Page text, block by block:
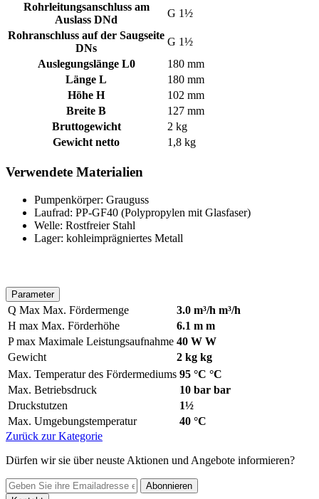
Rohrleitungsanschluss am
Auslass DNd
G 1½
Rohranschluss auf der Saugseite
DNs
G 1½
Auslegungslänge L0
180 mm
Länge L
180 mm
Höhe H
102 mm
Breite B
127 mm
Bruttogewicht
2 kg
Gewicht netto
1,8 kg
Verwendete Materialien
Pumpenkörper: Grauguss
Laufrad: PP-GF40 (Polypropylen mit Glasfaser)
Welle: Rostfreier Stahl
Lager: kohleimprägniertes Metall
Parameter
Q Max Max. Fördermenge
3.0 m³/h m³/h
H max Max. Förderhöhe
6.1 m m
P max Maximale Leistungsaufnahme 40 W W
Gewicht
2 kg kg
Max. Temperatur des Fördermediums 95 °C °C
Max. Betriebsdruck
10 bar bar
Druckstutzen
1½
Max. Umgebungstemperatur
40 °C
Zurück zur Kategorie
Dürfen wir sie über neuste Aktionen und Angebote informieren?
Abonnieren